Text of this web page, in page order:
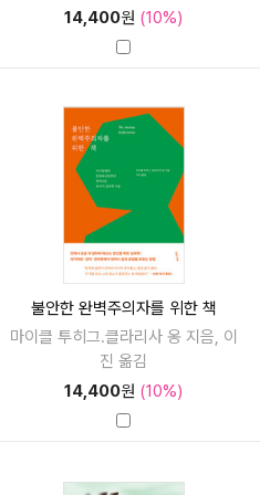
14,400원 (10%)
불안한 완벽주의자를 위한 책
마이클 투히그.클라리사 옹 지음, 이
진 옮김
14,400원 (10%)